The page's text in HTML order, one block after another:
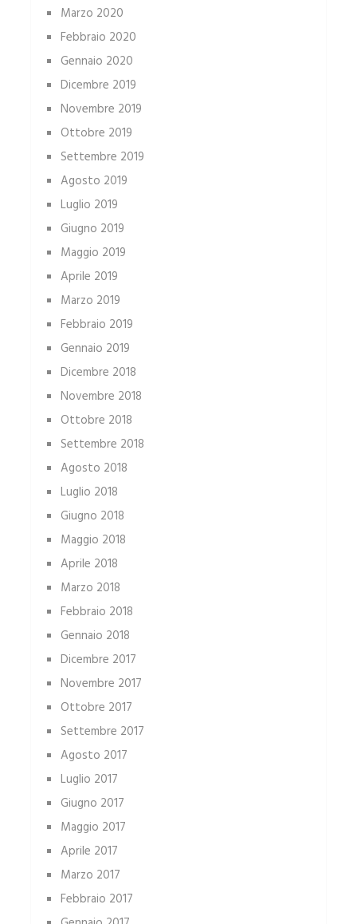
Marzo 2020
Febbraio 2020
Gennaio 2020
Dicembre 2019
Novembre 2019
Ottobre 2019
Settembre 2019
Agosto 2019
Luglio 2019
Giugno 2019
Maggio 2019
Aprile 2019
Marzo 2019
Febbraio 2019
Gennaio 2019
Dicembre 2018
Novembre 2018
Ottobre 2018
Settembre 2018
Agosto 2018
Luglio 2018
Giugno 2018
Maggio 2018
Aprile 2018
Marzo 2018
Febbraio 2018
Gennaio 2018
Dicembre 2017
Novembre 2017
Ottobre 2017
Settembre 2017
Agosto 2017
Luglio 2017
Giugno 2017
Maggio 2017
Aprile 2017
Marzo 2017
Febbraio 2017